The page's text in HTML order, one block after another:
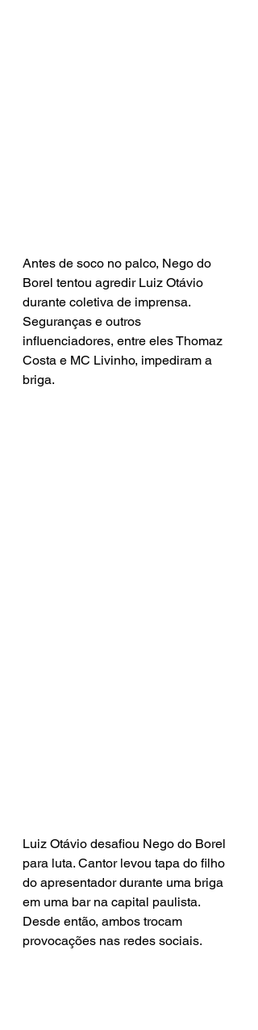
Antes de soco no palco, Nego do
Borel tentou agredir Luiz Otávio
durante coletiva de imprensa.
Seguranças e outros
influenciadores, entre eles Thomaz
Costa e MC Livinho, impediram a
briga.
Luiz Otávio desafiou Nego do Borel
para luta. Cantor levou tapa do filho
do apresentador durante uma briga
em uma bar na capital paulista.
Desde então, ambos trocam
provocações nas redes sociais.